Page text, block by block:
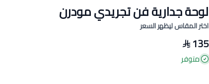
لوحة جدارية فن تجريدي مودرن
اختر المقاس ليظهر السعر
135
متوفر